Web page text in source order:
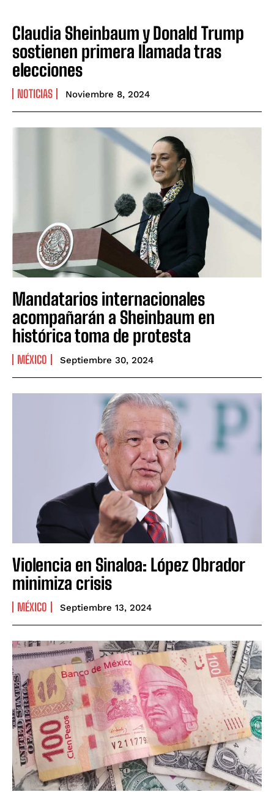
Claudia Sheinbaum y Donald Trump
sostienen primera llamada tras
elecciones
NOTICIAS Noviembre 8, 2024
Mandatarios internacionales
acompañarán a Sheinbaum en
histórica toma de protesta
MÉXICO Septiembre 30, 2024
Violencia en Sinaloa: López Obrador
minimiza crisis
MÉXICO Septiembre 13, 2024